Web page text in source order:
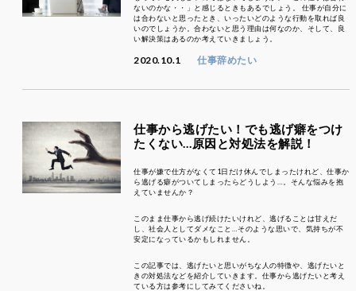
ないのかな・・」と感じるときもあるでしょう。 仕事が自分に
は合わないと思ったとき、いったいどのような行動を取れば良
いのでしょうか。合わないと思う理由は何なのか、そして、良
い解決策はあるのか考えていきましょう。
2020.10.1 仕事辞めたい
仕事から逃げたい！でも逃げ癖をつけ
たくない…原因と対処法を解説！
仕事が嫌で仕方がなくて1日だけ休んでしまったけれど、仕事か
ら逃げる癖がついてしまったらどうしよう…。そんな悩みを抱
えていませんか？
このまま仕事から逃げ続けたいけれど、逃げることは甘えだ
し、社会人としてダメなこと…そのような思いで、気持ちが不
安定になっているかもしれません。
この記事では、逃げたいと思いがちな人の特徴や、逃げたいと
きの対処法などを紹介していきます。仕事から逃げたいと考え
ている方は参考にしてみてくださいね。